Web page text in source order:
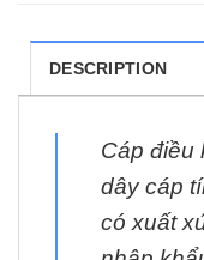
DESCRIPTION
Cáp điều
dây cáp
có xuất